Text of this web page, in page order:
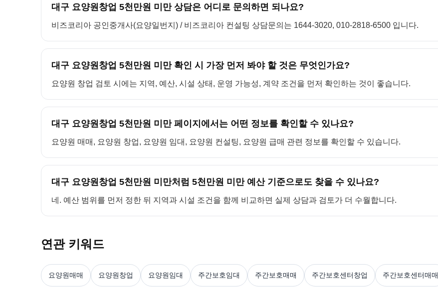
대구 요양원창업 5천만원 미만 상담은 어디로 문의하면 되나요?
비즈코리아 공인중개사(요양일번지) / 비즈코리아 컨설팅 상담문의는 1644-3020, 010-2818-6500 입니다.
대구 요양원창업 5천만원 미만 확인 시 가장 먼저 봐야 할 것은 무엇인가요?
요양원 창업 검토 시에는 지역, 예산, 시설 상태, 운영 가능성, 계약 조건을 먼저 확인하는 것이 좋습니다.
대구 요양원창업 5천만원 미만 페이지에서는 어떤 정보를 확인할 수 있나요?
요양원 매매, 요양원 창업, 요양원 임대, 요양원 컨설팅, 요양원 급매 관련 정보를 확인할 수 있습니다.
대구 요양원창업 5천만원 미만처럼 5천만원 미만 예산 기준으로도 찾을 수 있나요?
네. 예산 범위를 먼저 정한 뒤 지역과 시설 조건을 함께 비교하면 실제 상담과 검토가 더 수월합니다.
연관 키워드
요양원매매 요양원창업 요양원임대 주간보호임대 주간보호매매 주간보호센터창업 주간보호센터매매